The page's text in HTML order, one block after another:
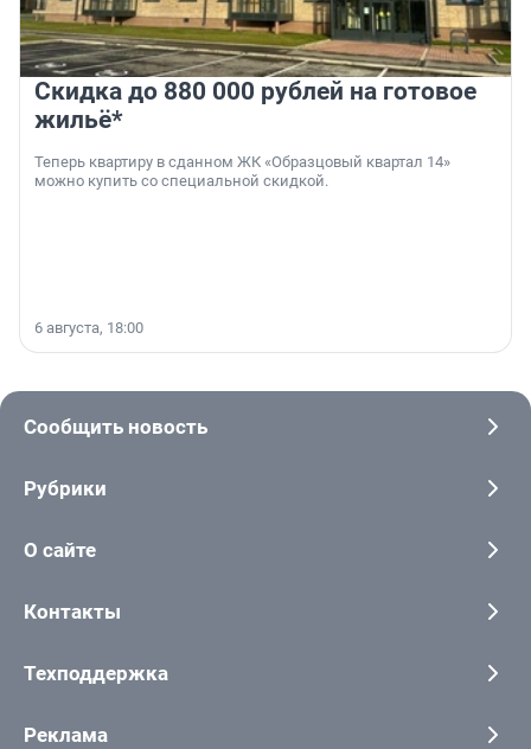
Скидка до 880 000 рублей на готовое
жильё*
Теперь квартиру в сданном ЖК «Образцовый квартал 14»
можно купить со специальной скидкой.
6 августа, 18:00
Сообщить новость
Рубрики
О сайте
Контакты
Техподдержка
Реклама